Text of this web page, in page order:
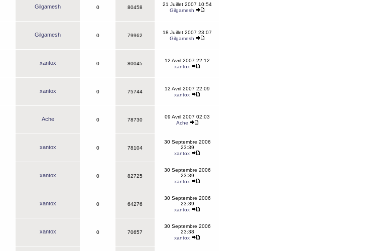
Gilgamesh 0 80458
21 Juillet 2007 10:54
Gilgamesh
Gilgamesh 0 79962
18 Juillet 2007 23:07
Gilgamesh
xantox 0 80045
12 Avril 2007 22:12
xantox
xantox 0 75744
12 Avril 2007 22:09
xantox
Ache 0 78730
09 Avril 2007 02:03
Ache
xantox 0 78104
30 Septembre 2006
23:39
xantox
xantox 0 82725
30 Septembre 2006
23:39
xantox
xantox 0 64276
30 Septembre 2006
23:39
xantox
xantox 0 70657
30 Septembre 2006
23:38
xantox